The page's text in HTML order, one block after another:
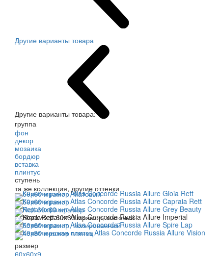
Другие варианты товара
Другие варианты товара:
группа
фон
декор
мозаика
бордюр
вставка
плинтус
ступень
та же коллекция, другие оттенки
размер